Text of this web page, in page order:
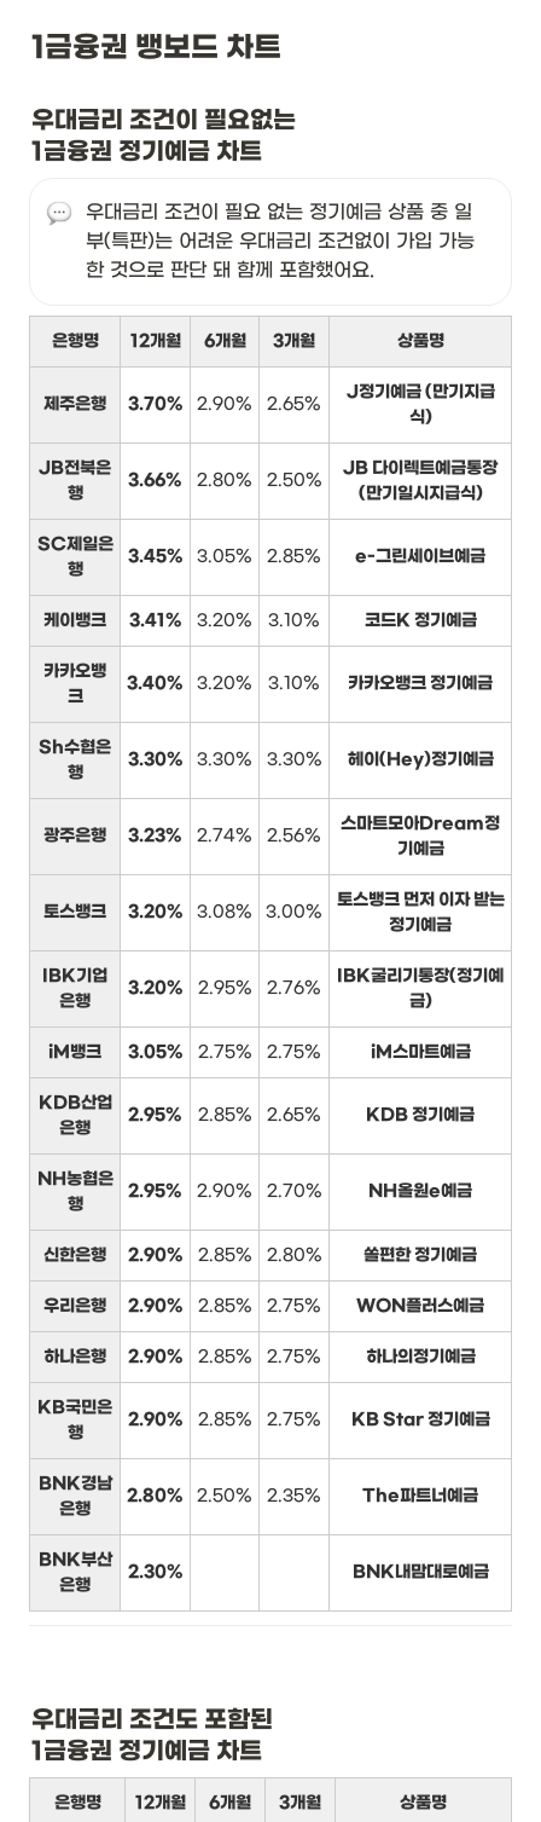
1금융권 뱅보드 차트
우대금리 조건이 필요없는
1금융권 정기예금 차트
우대금리 조건이 필요 없는 정기예금 상품 중 일
부(특판)는 어려운 우대금리 조건없이 가입 가능
한 것으로 판단 돼 함께 포함했어요.
은행명 12개월 6개월 3개월 상품명
제주은행 3.70% 2.90% 2.65%
J정기예금 (만기지급
식)
JB전북은
행
3.66% 2.80% 2.50%
JB 다이렉트예금통장
(만기일시지급식)
SC제일은
행
3.45% 3.05% 2.85% e-그린세이브예금
케이뱅크 3.41% 3.20% 3.10% 코드K 정기예금
카카오뱅
크
3.40% 3.20% 3.10% 카카오뱅크 정기예금
Sh수협은
행
3.30% 3.30% 3.30% 헤이(Hey)정기예금
광주은행 3.23% 2.74% 2.56%
스마트모아Dream정
기예금
토스뱅크 3.20% 3.08% 3.00%
토스뱅크 먼저 이자 받는
정기예금
IBK기업
은행
3.20% 2.95% 2.76%
IBK굴리기통장(정기예
금)
iM뱅크 3.05% 2.75% 2.75% iM스마트예금
KDB산업
은행
2.95% 2.85% 2.65% KDB 정기예금
NH농협은
행
2.95% 2.90% 2.70% NH올원e예금
신한은행 2.90% 2.85% 2.80% 쏠편한 정기예금
우리은행 2.90% 2.85% 2.75% WON플러스예금
하나은행 2.90% 2.85% 2.75% 하나의정기예금
KB국민은
행
2.90% 2.85% 2.75% KB Star 정기예금
BNK경남
은행
2.80% 2.50% 2.35% The파트너예금
BNK부산
은행
2.30% BNK내맘대로예금
우대금리 조건도 포함된
1금융권 정기예금 차트
은행명 12개월 6개월 3개월 상품명